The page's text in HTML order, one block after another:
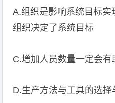
A.组织是影响系统目标
组织决定了系统目标
C.增加人员数量一定会
D.生产方法与工具的选